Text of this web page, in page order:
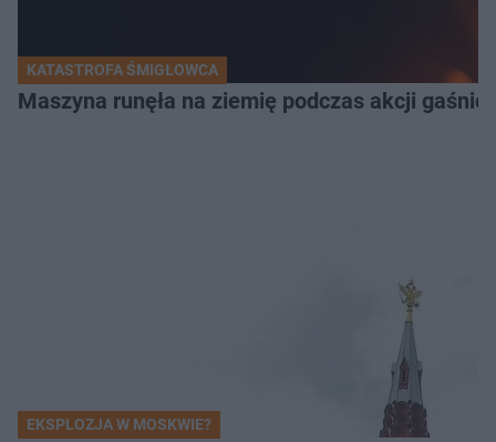
KATASTROFA ŚMIGŁOWCA
Maszyna runęła na ziemię podczas akcji
EKSPLOZJA W MOSKWIE?